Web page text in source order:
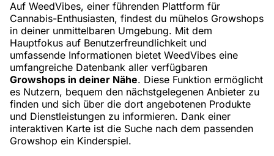
Auf WeedVibes, einer führenden Plattform für
Cannabis-Enthusiasten, findest du mühelos Growshops
in deiner unmittelbaren Umgebung. Mit dem
Hauptfokus auf Benutzerfreundlichkeit und
umfassende Informationen bietet WeedVibes eine
umfangreiche Datenbank aller verfügbaren
Growshops in deiner Nähe. Diese Funktion ermöglicht
es Nutzern, bequem den nächstgelegenen Anbieter zu
finden und sich über die dort angebotenen Produkte
und Dienstleistungen zu informieren. Dank einer
interaktiven Karte ist die Suche nach dem passenden
Growshop ein Kinderspiel.